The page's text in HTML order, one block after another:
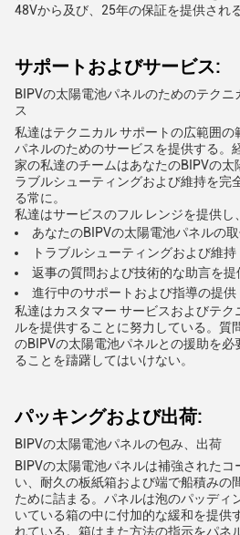
48Vから及び、25年の保証を提供され
サポートおよびサービス:
BIPVの太陽電池パネルのためのテク
ス
私達はテクニカル サポートの広範囲
パネルのためのサービスを提供する。
家の私達のチームはあなたのBIPVの太
ラブルシューティングおよび維持を完
る常に。
私達はサービスのフル レンジを提供
あなたのBIPVの太陽電池パネルの
トラブルシューティングおよび維持
返事の質問および技術的な助言を提
進行中のサポートおよび指導の提供
私達はカスタマー サービスおよびテ
ルを提供することに努力している。質
のBIPVの太陽電池パネルとの援助を
ることを躊躇してはいけない。
パッキングおよび出荷:
BIPVの太陽電池パネルの包み、出荷
BIPVの太陽電池パネルは補強されたコ
い、耐久の板紙箱および端で船積みの
ために詰まる。パネルは泡のパッディ
いている箱の中に付加的な緩和を提供
れている。箱はまた方法の指示をパネ